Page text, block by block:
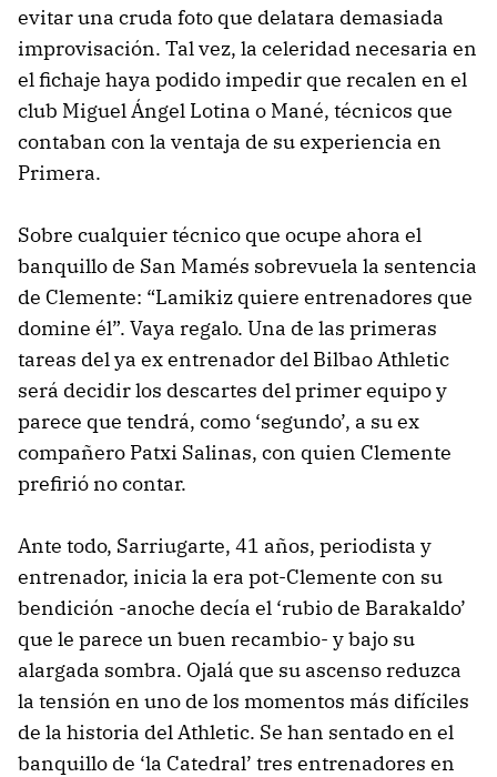
evitar una cruda foto que delatara demasiada
improvisación. Tal vez, la celeridad necesaria en
el fichaje haya podido impedir que recalen en el
club Miguel Ángel Lotina o Mané, técnicos que
contaban con la ventaja de su experiencia en
Primera.
Sobre cualquier técnico que ocupe ahora el
banquillo de San Mamés sobrevuela la sentencia
de Clemente: “Lamikiz quiere entrenadores que
domine él”. Vaya regalo. Una de las primeras
tareas del ya ex entrenador del Bilbao Athletic
será decidir los descartes del primer equipo y
parece que tendrá, como ‘segundo’, a su ex
compañero Patxi Salinas, con quien Clemente
prefirió no contar.
Ante todo, Sarriugarte, 41 años, periodista y
entrenador, inicia la era pot-Clemente con su
bendición -anoche decía el ‘rubio de Barakaldo’
que le parece un buen recambio- y bajo su
alargada sombra. Ojalá que su ascenso reduzca
la tensión en uno de los momentos más difíciles
de la historia del Athletic. Se han sentado en el
banquillo de ‘la Catedral’ tres entrenadores en